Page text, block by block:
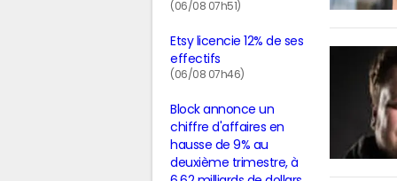
(06/08 07h51)
Etsy licencie 12% de ses
effectifs
(06/08 07h46)
Block annonce un
chiffre d'affaires en
hausse de 9% au
deuxième trimestre, à